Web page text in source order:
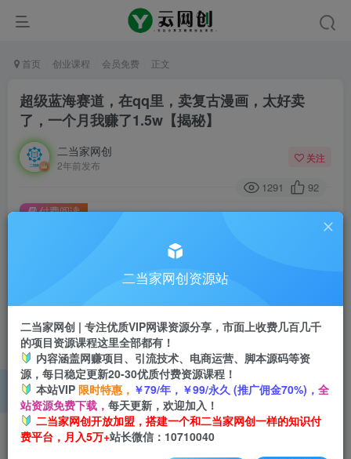
首页 创业课程 会员免费 正文
超级蓝海赛道，在qq里，卖复古漫画，太好卖
了，一个月我赚了1.5w【揭秘】
二当家网创
2年前发布
关注
1291 92
此内容为付费阅读，请付费后查看
9.9
付费阅读
超级蓝海赛道，在QQ小世界里引流，卖复古漫画，太好卖
了，一个月我赚了1.5w【揭秘】
二当家网创资源站
二当家网创 | 专注优质VIP网课资源分享，市面上收费几百几千
的项目资源课程这里全部都有！
内容涵盖网赚项目、引流技术、电商运营、脚本源码等资
源，每日稳定更新20-30优质付费资源课程！
本站VIP 限时特惠， ￥79/年，￥99/永久 (推广佣金70%)， 全
站资源免费下载， 每天更新，欢迎加入！
二当家网创开放加盟，搭建一个和二当家网创一样的知识付
费平台，月入5万+站长微信：10710040